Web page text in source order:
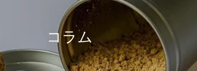
月経痛/月経困難症の
月経不順の漢方薬治療
熱中症の漢方薬治療と養生
コラム